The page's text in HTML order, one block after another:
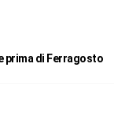
prima di Ferragosto